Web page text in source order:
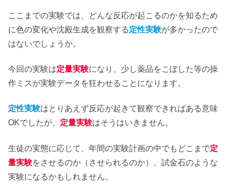
ここまでの実験では、どんな反応が起こるのかを知るため
に色の変化や沈殿生成を観察する定性実験が多かったので
はないでしょうか。
今回の実験は定量実験になり、少し薬品をこぼした等の操
作ミスが実験データを狂わせることになります。
定性実験はとりあえず反応が起きて観察できればある意味
OKでしたが、 定量実験はそうはいきません。
生徒の実態に応じて、年間の実験計画の中でもどこまで定
量実験をさせるのか（させられるのか）、試金石のような
実験になるかもしれません。